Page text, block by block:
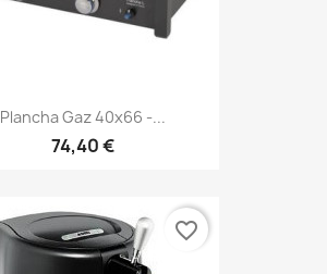
Plancha Gaz 40x66 -...
74,40 €
favorite_border